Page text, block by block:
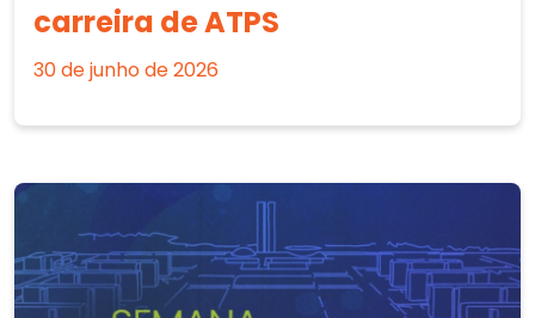
carreira de ATPS
30 de junho de 2026